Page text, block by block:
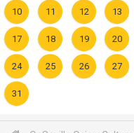
10 11 12 13
17 18 19 20
24 25 26 27
31